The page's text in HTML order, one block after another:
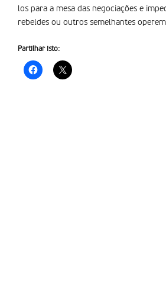
los para a mesa das negociações e
rebeldes ou outros semelhantes
Partilhar isto: